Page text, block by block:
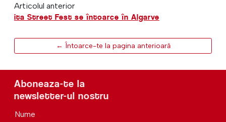
Articolul anterior
ita Street Fest se întoarce în Algarve
← Întoarce-te la pagina anterioară
Aboneaza-te la
newsletter-ul nostru
Nume